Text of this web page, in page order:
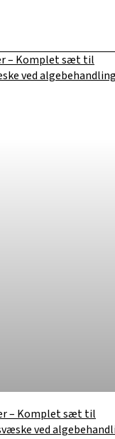
– Komplet sæt til
ved